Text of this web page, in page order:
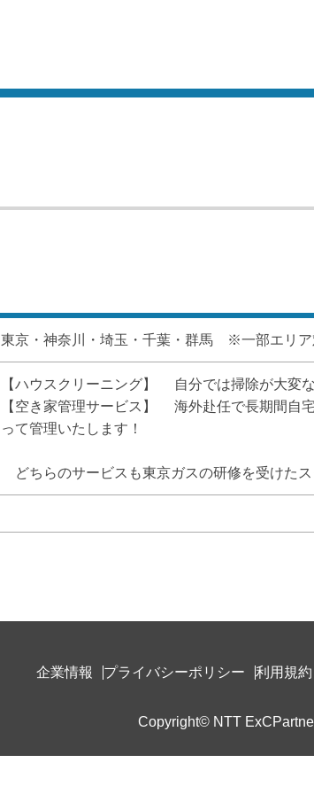
東京・神奈川・埼玉・千葉・群馬 ※一部エリア
【ハウスクリーニング】 　自分では掃除が大
【空き家管理サービス】 　海外赴任で長期間
って管理いたします！
どちらのサービスも東京ガスの研修を受けた
企業情報 プライバシーポリシー 利用規約
Copyright© NTT